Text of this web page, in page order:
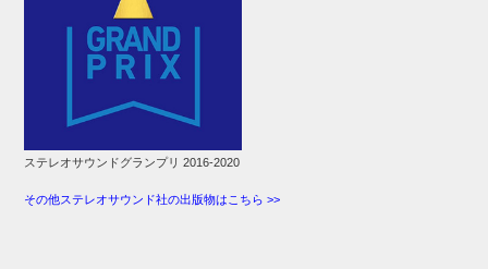
ステレオサウンドグランプリ 2016-2020
その他ステレオサウンド社の出版物はこちら >>